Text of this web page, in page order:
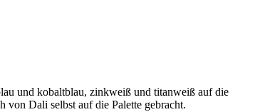
und kobaltblau, zinkweiß und titanweiß auf die
Dali selbst auf die Palette gebracht.